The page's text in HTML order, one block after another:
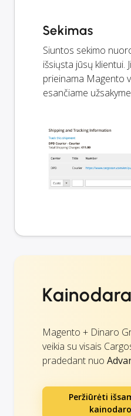
Sekimas
Siuntos sekimo
išsiųsta jūsų klientui.
prieinama Magento
esančiame
Kainodara
Magento + Dinaro
veikia su visais
pradedant nuo
Peržiūrėti